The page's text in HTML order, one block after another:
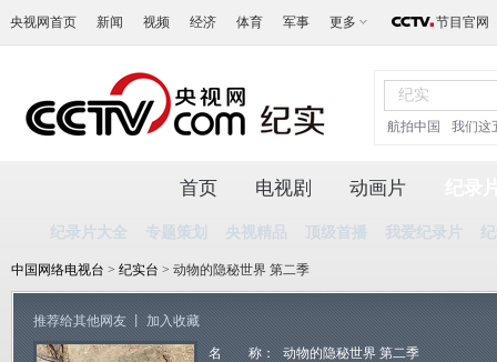
央视网首页 新闻 视频 经济 体育 军事 更多 节目官网
航拍中国 我们这
首页 电视剧 动画片
纪录片大全 专题策划 央视精品 顶级首播 我爱纪录片
中国网络电视台 > 纪实台 > 动物的隐秘世界 第二季
推荐给其他网友 加入收藏
名 称：
动物的隐秘世界 第二季